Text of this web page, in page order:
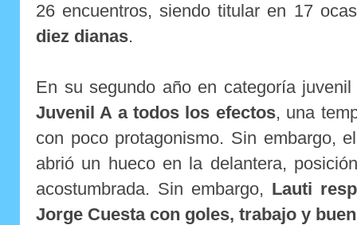
26 encuentros, siendo titular en 17
diez dianas.
En su segundo año en categoría
Juvenil A a todos los efectos, una
con poco protagonismo. Sin embargo,
abrió un hueco en la delantera,
acostumbrada. Sin embargo, Lauti
Jorge Cuesta con goles, trabajo y